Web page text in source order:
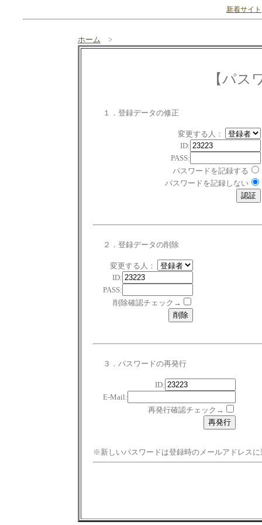
新着サイト
ホーム >
【パス
１．登録データの修正
変更する人：
ID:
PASS:
パスワードを記録する
パスワードを記録しない
２．登録データの削除
変更する人：
ID:
PASS:
削除確認チェック→
３．パスワードの再発行
ID:
E-Mail:
再発行確認チェック→
※新しいパスワードは登録時のメールアドレスに